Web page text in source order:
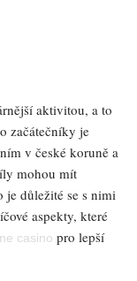
aktivitou, a to
začátečníky je
v české koruně a
mohou mít
je důležité se s nimi
aspekty, které
casino pro lepší